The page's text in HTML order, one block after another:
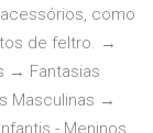
como
de feltro. →
→ Fantasias
Masculinas →